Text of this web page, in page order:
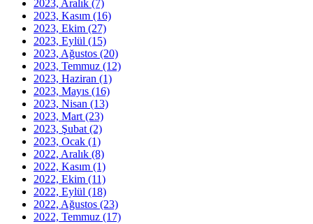
2023, Aralık (7)
2023, Kasım (16)
2023, Ekim (27)
2023, Eylül (15)
2023, Ağustos (20)
2023, Temmuz (12)
2023, Haziran (1)
2023, Mayıs (16)
2023, Nisan (13)
2023, Mart (23)
2023, Şubat (2)
2023, Ocak (1)
2022, Aralık (8)
2022, Kasım (1)
2022, Ekim (11)
2022, Eylül (18)
2022, Ağustos (23)
2022, Temmuz (17)